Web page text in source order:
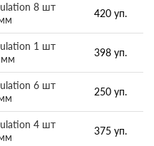
8 шт
420 уп.
1 шт
мм
398 уп.
6 шт
250 уп.
4 шт
375 уп.